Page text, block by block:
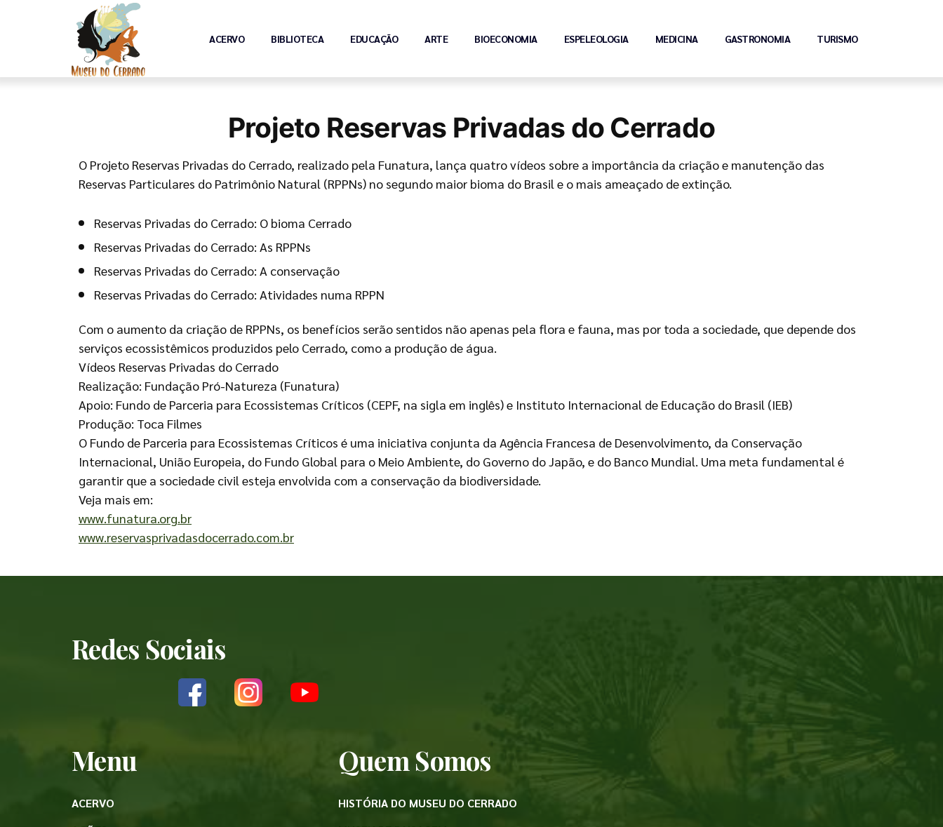
ACERVO BIBLIOTECA EDUCAÇÃO ARTE BIOECONOMIA ESPELEOLOGIA MEDICINA GASTRONOMIA TURISMO
Projeto Reservas Privadas do Cerrado
O Projeto Reservas Privadas do Cerrado, realizado pela Funatura, lança quatro vídeos sobre a importância da criação e manutenção das
Reservas Particulares do Patrimônio Natural (RPPNs) no segundo maior bioma do Brasil e o mais ameaçado de extinção.
Reservas Privadas do Cerrado: O bioma Cerrado
Reservas Privadas do Cerrado: As RPPNs
Reservas Privadas do Cerrado: A conservação
Reservas Privadas do Cerrado: Atividades numa RPPN
Com o aumento da criação de RPPNs, os benefícios serão sentidos não apenas pela flora e fauna, mas por toda a sociedade, que depende dos
serviços ecossistêmicos produzidos pelo Cerrado, como a produção de água.
Vídeos Reservas Privadas do Cerrado
Realização: Fundação Pró-Natureza (Funatura)
Apoio: Fundo de Parceria para Ecossistemas Críticos (CEPF, na sigla em inglês) e Instituto Internacional de Educação do Brasil (IEB)
Produção: Toca Filmes
O Fundo de Parceria para Ecossistemas Críticos é uma iniciativa conjunta da Agência Francesa de Desenvolvimento, da Conservação
Internacional, União Europeia, do Fundo Global para o Meio Ambiente, do Governo do Japão, e do Banco Mundial. Uma meta fundamental é
garantir que a sociedade civil esteja envolvida com a conservação da biodiversidade.
Veja mais em:
www.funatura.org.br
www.reservasprivadasdocerrado.com.br
Redes Sociais
Menu
ACERVO
Quem Somos
HISTÓRIA DO MUSEU DO CERRADO